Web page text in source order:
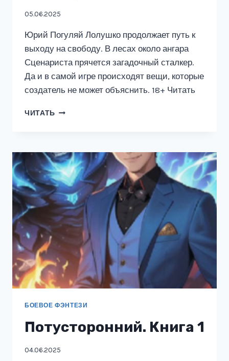
05.06.2025
Юрий Погуляй Лолушко продолжает путь к
выходу на свободу. В лесах около ангара
Сценариста прячется загадочный сталкер.
Да и в самой игре происходят вещи, которые
создатель не может объяснить. 18+ Читать
ЧИТАТЬ ШУТ
ТРЕТЬЯ.
СЛУГИ
ЕМАННУИЛА
БОЕВОЕ ФЭНТЕЗИ
Потусторонний. Книга 1
04.06.2025